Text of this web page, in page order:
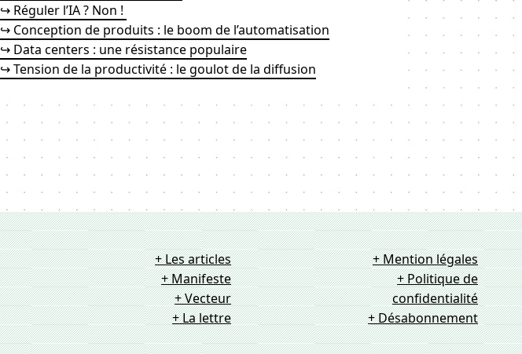
↪ Réguler l’IA ? Non !
↪ Conception de produits : le boom de l’automatisation
↪ Data centers : une résistance populaire
↪ Tension de la productivité : le goulot de la diffusion
+ Les articles
+ Manifeste
+ Vecteur
+ La lettre
+ Mention légales
+ Politique de
confidentialité
+ Désabonnement